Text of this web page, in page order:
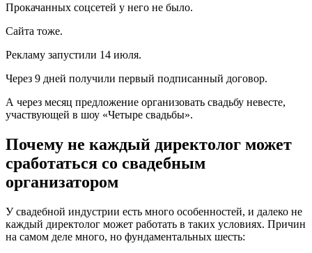
Прокачанных соцсетей у него не было.
Сайта тоже.
Рекламу запустили 14 июля.
Через 9 дней получили первый подписанный договор.
А через месяц предложение организовать свадьбу невесте,
участвующей в шоу «Четыре свадьбы».
Почему не каждый директолог может
сработаться со свадебным
организатором
У свадебной индустрии есть много особенностей, и далеко не
каждый директолог может работать в таких условиях. Причин
на самом деле много, но фундаментальных шесть: